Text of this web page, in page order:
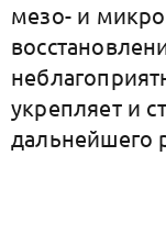
мезо- и
укрепляет и
дальнейшего